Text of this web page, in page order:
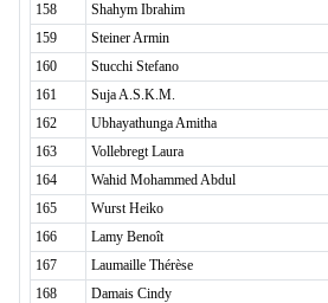
158
Shahym Ibrahim
159
Steiner Armin
160
Stucchi Stefano
161
Suja A.S.K.M.
162
Ubhayathunga Amitha
163
Vollebregt Laura
164
Wahid Mohammed Abdul
165
Wurst Heiko
166
Lamy Benoît
167
Laumaille Thérèse
168
Damais Cindy